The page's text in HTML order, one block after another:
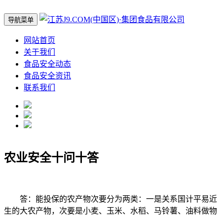
导航菜单
网站首页
关于我们
食品安全动态
食品安全资讯
联系我们
农业安全十问十答
答：能投保的农产物次要分为两类：一是关系国计平易近
生的大农产物，次要是小麦、玉米、水稻、马铃薯、油料做物